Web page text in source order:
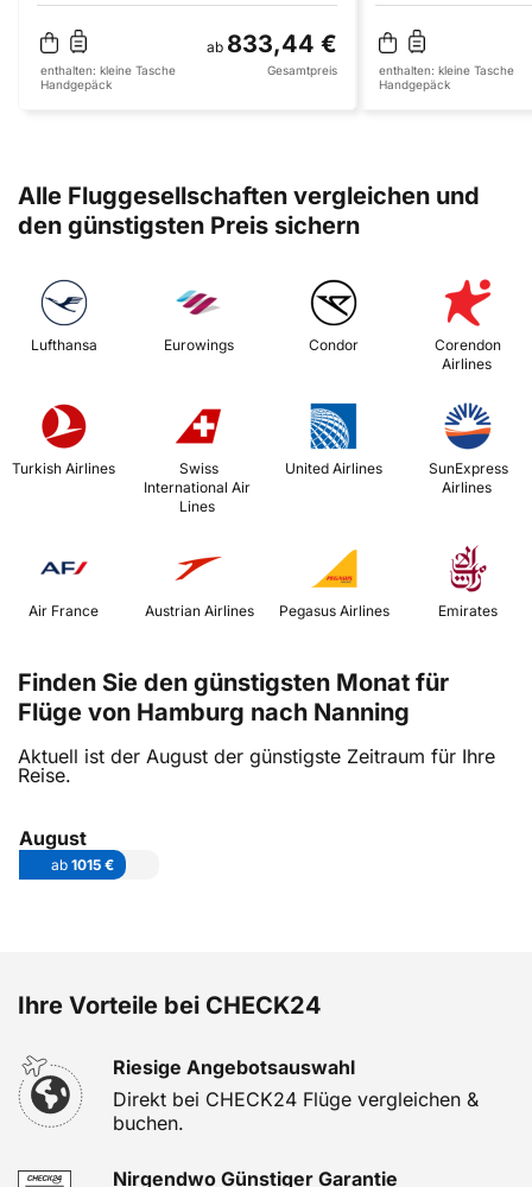
ab 833,44 €
enthalten: kleine Tasche
Handgepäck
Gesamtpreis enthalten: kleine Tasche
Handgepäck
Alle Fluggesellschaften vergleichen und
den günstigsten Preis sichern
Lufthansa Eurowings Condor
Corendon
Airlines
Turkish Airlines
International Air
Lines
United Airlines
Airlines
Air France Austrian Airlines Emirates
Finden Sie den günstigsten Monat für
Flüge von Hamburg nach Nanning
Aktuell ist der August der günstigste Zeitraum für Ihre
Reise.
August
ab 1015 €
Ihre Vorteile bei CHECK24
Riesige Angebotsauswahl
Direkt bei CHECK24 Flüge vergleichen &
buchen.
Nirgendwo Günstiger Garantie